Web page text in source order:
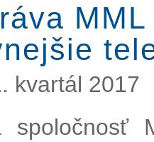
kvartál 2017
spoločnosť